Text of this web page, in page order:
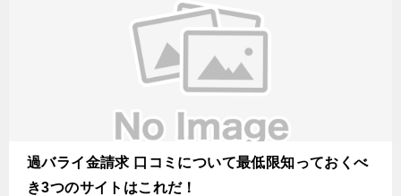
過バライ金請求 口コミについて最低限知っておくべ
き3つのサイトはこれだ！